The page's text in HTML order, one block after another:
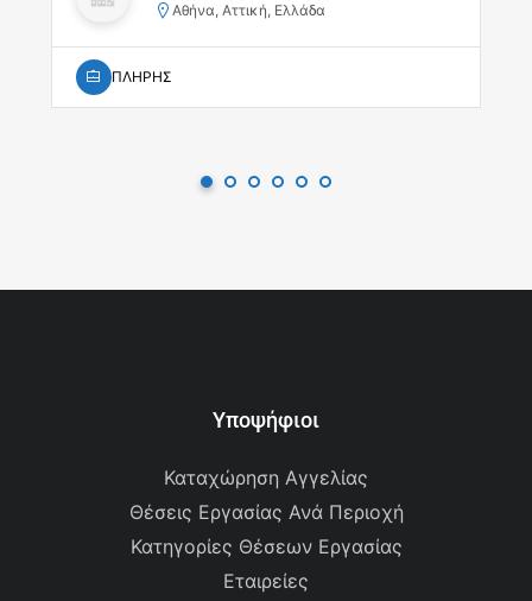
Αθήνα, Αττική, Ελλάδα
ΠΛΗΡΗΣ
Υποψήφιοι
Καταχώρηση Αγγελίας
Θέσεις Εργασίας Ανά Περιοχή
Κατηγορίες Θέσεων Εργασίας
Εταιρείες